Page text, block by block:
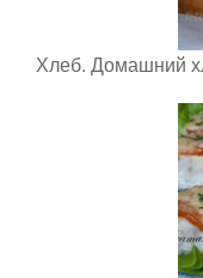
Хлеб. Домашний